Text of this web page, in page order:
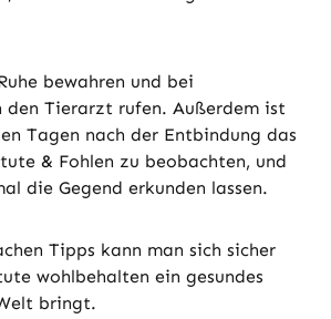
bewahren und bei
den Tierarzt rufen. Außerdem ist
Tagen nach der Entbindung das
& Fohlen zu beobachten, und
die Gegend erkunden lassen.
Tipps kann man sich sicher
wohlbehalten ein gesundes
bringt.